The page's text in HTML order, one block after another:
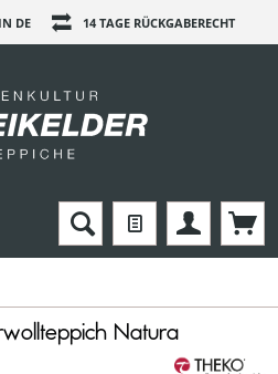
DE 14 TAGE RÜCKGABERECHT
Natura